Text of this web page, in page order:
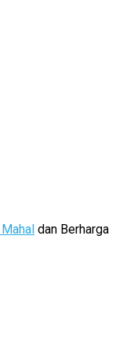
dan Berharga